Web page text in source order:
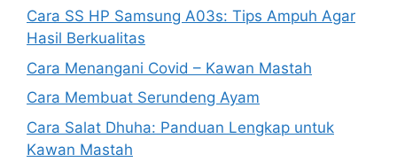
Cara SS HP Samsung A03s: Tips Ampuh Agar
Hasil Berkualitas
Cara Menangani Covid – Kawan Mastah
Cara Membuat Serundeng Ayam
Cara Salat Dhuha: Panduan Lengkap untuk
Kawan Mastah